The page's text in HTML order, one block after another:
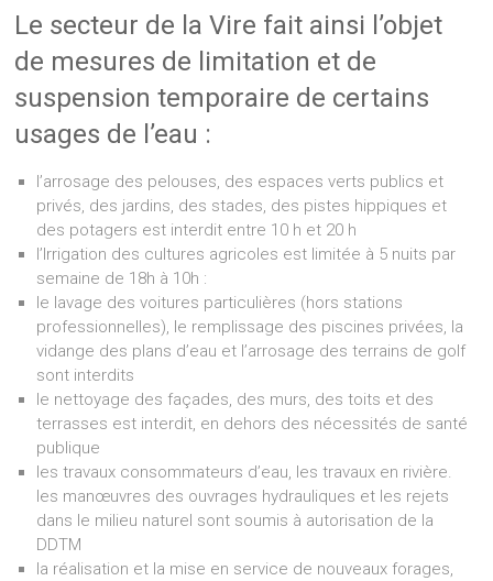
Le secteur de la Vire fait ainsi l’objet
de mesures de limitation et de
suspension temporaire de certains
usages de l’eau :
l’arrosage des pelouses, des espaces verts publics et
privés, des jardins, des stades, des pistes hippiques et
des potagers est interdit entre 10 h et 20 h
l’Irrigation des cultures agricoles est limitée à 5 nuits par
semaine de 18h à 10h :
le lavage des voitures particulières (hors stations
professionnelles), le remplissage des piscines privées, la
vidange des plans d’eau et l’arrosage des terrains de golf
sont interdits
le nettoyage des façades, des murs, des toits et des
terrasses est interdit, en dehors des nécessités de santé
publique
les travaux consommateurs d’eau, les travaux en rivière.
les manœuvres des ouvrages hydrauliques et les rejets
dans le milieu naturel sont soumis à autorisation de la
DDTM
la réalisation et la mise en service de nouveaux forages,